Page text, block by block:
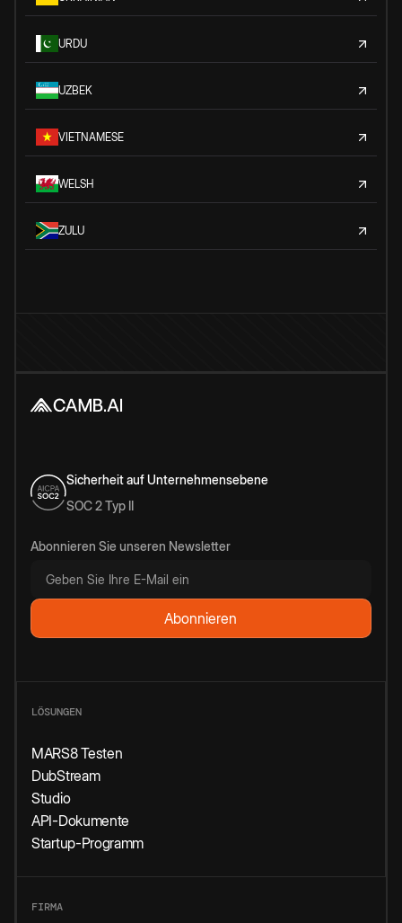
URDU
UZBEK
VIETNAMESE
WELSH
ZULU
Sicherheit auf Unternehmensebene
SOC 2 Typ II
Abonnieren Sie unseren Newsletter
LÖSUNGEN
MARS8 Testen
DubStream
Studio
API-Dokumente
Startup-Programm
FIRMA